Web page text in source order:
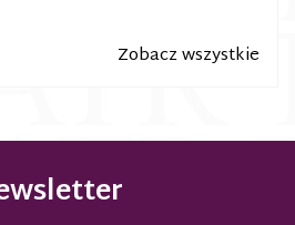
Zobacz wszystkie